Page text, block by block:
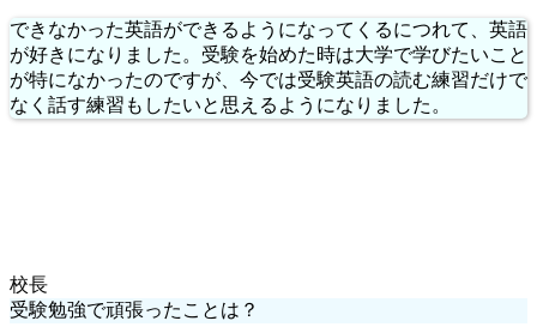
できなかった英語ができるようになってくるにつれて、英語
が好きになりました。受験を始めた時は大学で学びたいこと
が特になかったのですが、今では受験英語の読む練習だけで
なく話す練習もしたいと思えるようになりました。
校長
受験勉強で頑張ったことは？